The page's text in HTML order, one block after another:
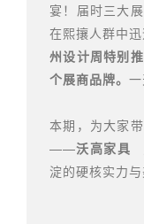
宴！届时三大
在熙攘人群中
州设计周特别
个展商品牌。
本期，为大家
——沃高家具
淀的硬核实力